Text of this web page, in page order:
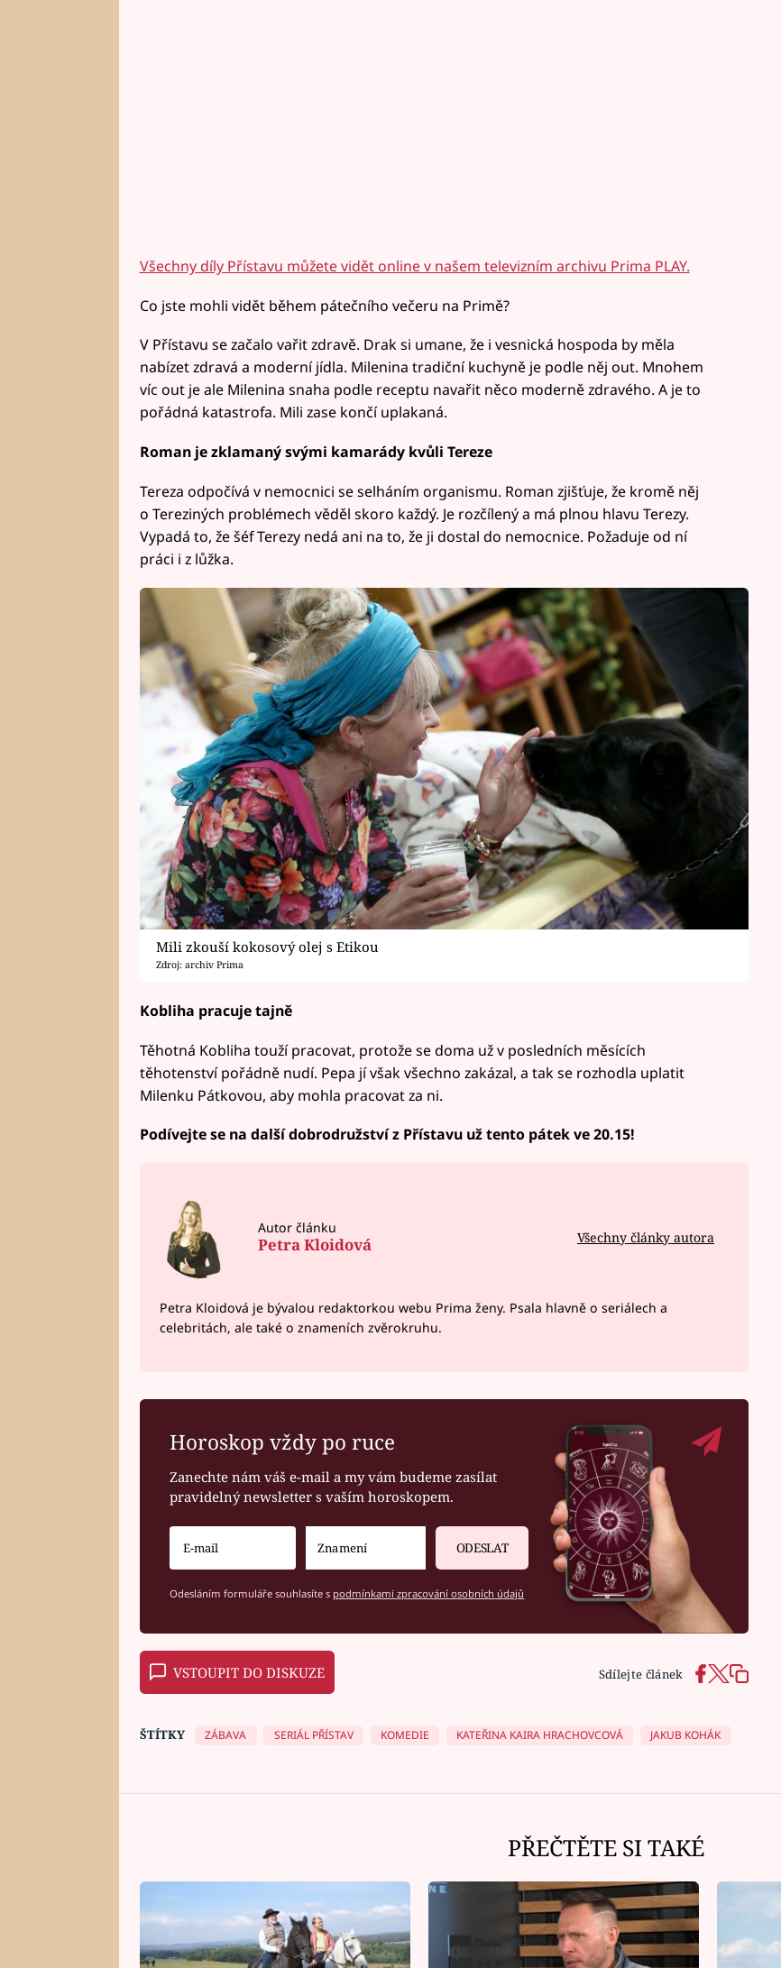
Všechny díly Přístavu můžete vidět online v našem televizním archivu Prima PLAY.
Co jste mohli vidět během pátečního večeru na Primě?
V Přístavu se začalo vařit zdravě. Drak si umane, že i vesnická hospoda by měla
nabízet zdravá a moderní jídla. Milenina tradiční kuchyně je podle něj out. Mnohem
víc out je ale Milenina snaha podle receptu navařit něco moderně zdravého. A je to
pořádná katastrofa. Mili zase končí uplakaná.
Roman je zklamaný svými kamarády kvůli Tereze
Tereza odpočívá v nemocnici se selháním organismu. Roman zjišťuje, že kromě něj
o Tereziných problémech věděl skoro každý. Je rozčílený a má plnou hlavu Terezy.
Vypadá to, že šéf Terezy nedá ani na to, že ji dostal do nemocnice. Požaduje od ní
práci i z lůžka.
Mili zkouší kokosový olej s Etikou
Zdroj: archiv Prima
Kobliha pracuje tajně
Těhotná Kobliha touží pracovat, protože se doma už v posledních měsících
těhotenství pořádně nudí. Pepa jí však všechno zakázal, a tak se rozhodla uplatit
Milenku Pátkovou, aby mohla pracovat za ni.
Podívejte se na další dobrodružství z Přístavu už tento pátek ve 20.15!
Autor článku
Petra Kloidová Všechny články autora
Petra Kloidová je bývalou redaktorkou webu Prima ženy. Psala hlavně o seriálech a
celebritách, ale také o znameních zvěrokruhu.
Horoskop vždy po ruce
Zanechte nám váš e-mail a my vám budeme zasílat
pravidelný newsletter s vaším horoskopem.
ODESLAT
Odesláním formuláře souhlasíte s podmínkami zpracování osobních údajů
VSTOUPIT DO DISKUZE Sdílejte článek
ŠTÍTKY ZÁBAVA SERIÁL PŘÍSTAV KOMEDIE KATEŘINA KAIRA HRACHOVCOVÁ JAKUB KOHÁK
PŘEČTĚTE SI TAKÉ